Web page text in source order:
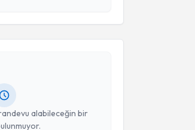
alabileceğin bir